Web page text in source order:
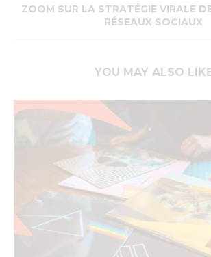
ZOOM SUR LA STRATÉGIE VIRALE
RÉSEAUX SOCIAUX
YOU MAY ALSO